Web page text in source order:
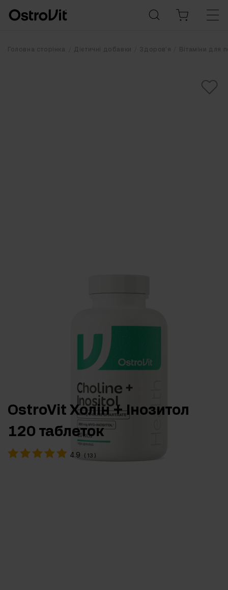
Головна сторінка Дієтичні добавки Здоров'я Вітаміни для
OstroVit Холін + Інозитол
120 таблеток
4.9 ( 13 )